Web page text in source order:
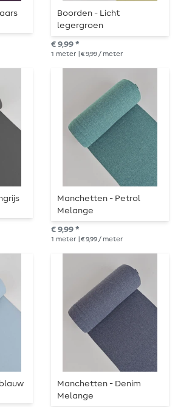
Boorden - Licht
legergroen
€ 9,99 *
1 meter | € 9,99 / meter
Manchetten - Petrol
Melange
€ 9,99 *
1 meter | € 9,99 / meter
Manchetten - Denim
Melange